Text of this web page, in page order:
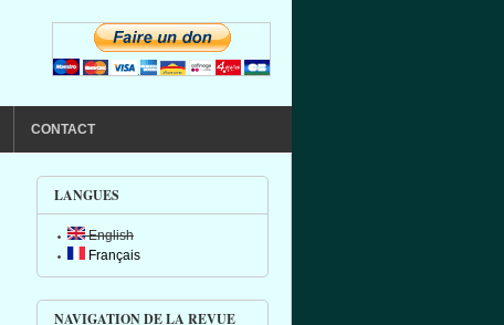
CONTACT
LANGUES
English
Français
NAVIGATION DE LA REVUE